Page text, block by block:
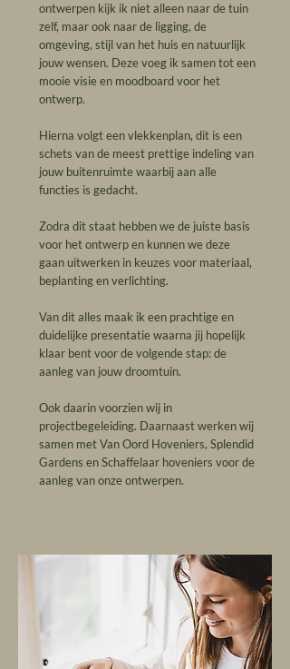
ontwerpen kijk ik niet alleen naar de tuin
zelf, maar ook naar de ligging, de
omgeving, stijl van het huis en natuurlijk
jouw wensen. Deze voeg ik samen tot een
mooie visie en moodboard voor het
ontwerp.
Hierna volgt een vlekkenplan, dit is een
schets van de meest prettige indeling van
jouw buitenruimte waarbij aan alle
functies is gedacht.
Zodra dit staat hebben we de juiste basis
voor het ontwerp en kunnen we deze
gaan uitwerken in keuzes voor materiaal,
beplanting en verlichting.
Van dit alles maak ik een prachtige en
duidelijke presentatie waarna jij hopelijk
klaar bent voor de volgende stap: de
aanleg van jouw droomtuin.
Ook daarin voorzien wij in
projectbegeleiding. Daarnaast werken wij
samen met Van Oord Hoveniers, Splendid
Gardens en Schaffelaar hoveniers voor de
aanleg van onze ontwerpen.